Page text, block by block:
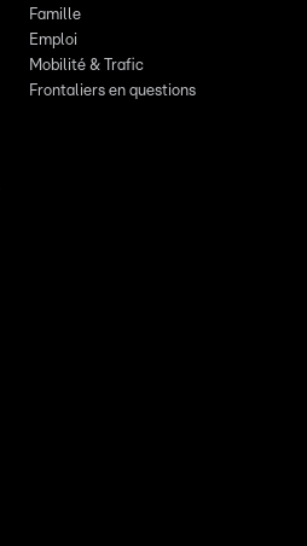
Famille
Emploi
Mobilité & Trafic
Frontaliers en questions